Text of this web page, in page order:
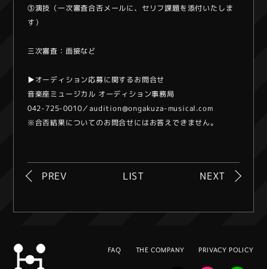
③演技（一次審査合否メールに、セリフ課題を添付いたしま
す）
三次審査：面接など
▶︎オーディション応募に関するお問合せ
音楽座ミュージカル オーディション事務局
042-725-0010／audition@ongakuza-musical.com
※合否結果についてのお問合せにはお答えできません。
PREV LIST NEXT
FAQ THE COMPANY PRIVACY POLICY